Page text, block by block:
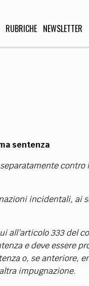
RUBRICHE NEWSLETTER
E FILOSOFIA
REDAZIONE
sentenza
contro
incidentali, ai
all’articolo 333 del
e deve essere
o, se anteriore,
impugnazione.